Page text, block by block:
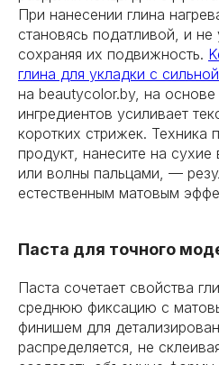
При нанесении глина
становясь податливой, и
сохраняя их подвижность.
глина для укладки с
на beautycolor.by, на основе
ингредиентов усиливает
коротких стрижек. Техника
продукт, нанесите на
или волны пальцами, —
естественным матовым
Паста для точного
Паста сочетает свойства
среднюю фиксацию с
финишем для
распределяется, не